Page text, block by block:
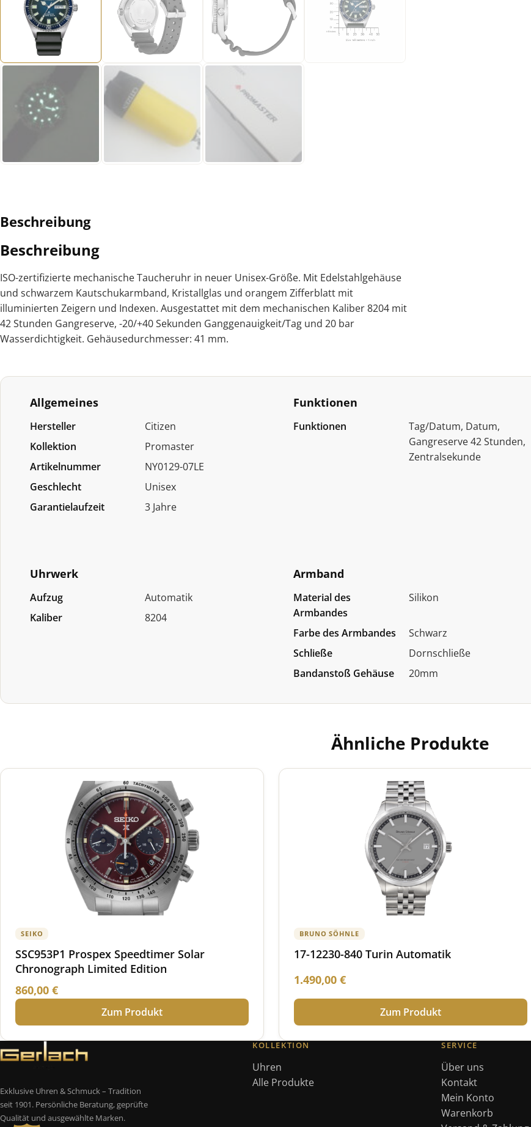
Beschreibung
Beschreibung
ISO-zertifizierte mechanische Taucheruhr in neuer Unisex-Größe. Mit Edelstahlgehäuse
und schwarzem Kautschukarmband, Kristallglas und orangem Zifferblatt mit
illuminierten Zeigern und Indexen. Ausgestattet mit dem mechanischen Kaliber 8204 mit
42 Stunden Gangreserve, -20/+40 Sekunden Ganggenauigkeit/Tag und 20 bar
Wasserdichtigkeit. Gehäusedurchmesser: 41 mm.
Allgemeines
Hersteller
Citizen
Kollektion
Promaster
Artikelnummer
NY0129-07LE
Geschlecht
Unisex
Garantielaufzeit
3 Jahre
Funktionen
Funktionen
Tag/Datum, Datum,
Gangreserve 42 Stunden,
Zentralsekunde
Uhrwerk
Aufzug
Automatik
Kaliber
8204
Armband
Material des
Armbandes
Silikon
Farbe des Armbandes
Schwarz
Schließe
Dornschließe
Bandanstoß Gehäuse
20mm
Ähnliche Produkte
SEIKO
SSC953P1 Prospex Speedtimer Solar
Chronograph Limited Edition
860,00 €
Zum Produkt
BRUNO SÖHNLE
17-12230-840 Turin Automatik
1.490,00 €
Zum Produkt
Exklusive Uhren & Schmuck – Tradition
seit 1901. Persönliche Beratung, geprüfte
Qualität und ausgewählte Marken.
KOLLEKTION
Uhren
Alle Produkte
SERVICE
Über uns
Kontakt
Mein Konto
Warenkorb